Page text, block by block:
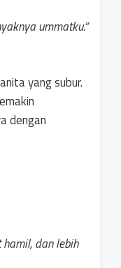
ummatku.”
dengan
dan lebih